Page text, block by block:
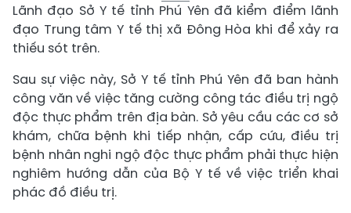
Lãnh đạo Sở Y tế tỉnh Phú Yên đã kiểm điểm lãnh
đạo Trung tâm Y tế thị xã Đông Hòa khi để xảy ra
thiếu sót trên.
Sau sự việc này, Sở Y tế tỉnh Phú Yên đã ban hành
công văn về việc tăng cường công tác điều trị ngộ
độc thực phẩm trên địa bàn. Sở yêu cầu các cơ sở
khám, chữa bệnh khi tiếp nhận, cấp cứu, điều trị
bệnh nhân nghi ngộ độc thực phẩm phải thực hiện
nghiêm hướng dẫn của Bộ Y tế về việc triển khai
phác đồ điều trị.